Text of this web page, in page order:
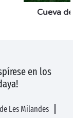
Cueva
en los
Les Milandes